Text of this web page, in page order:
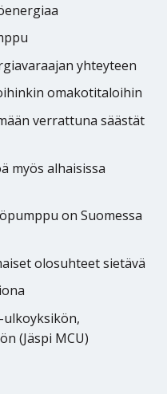
yhteyteen
omakotitaloihin
verrattuna säästät
myös alhaisissa
on Suomessa
olosuhteet sietävä
ulkoyksikön,
(Jäspi MCU)